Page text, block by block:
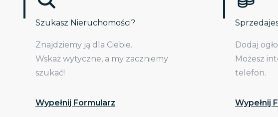
Szukasz Nieruchomości?
Znajdziemy ją dla Ciebie.
Wskaż wytyczne, a my zaczniemy
szukać!
Wypełnij Formularz
Dodaj
Możesz
telefon.
Wypełnij